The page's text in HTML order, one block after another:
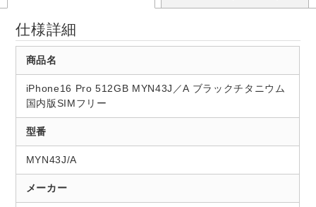
仕様詳細
商品名
iPhone16 Pro 512GB MYN43J／A ブラックチタニウム
国内版SIMフリー
型番
MYN43J/A
メーカー